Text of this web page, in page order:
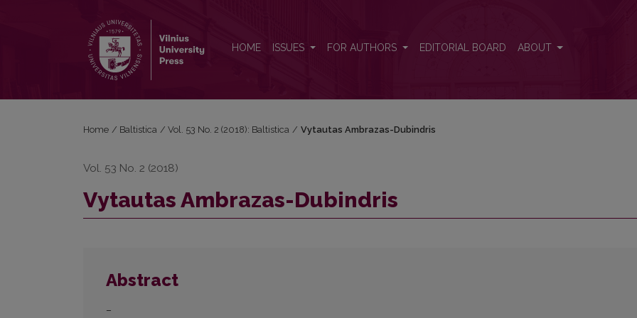
HOME ISSUES FOR AUTHORS EDITORIAL BOARD ABOUT
Home / Baltistica / Vol. 53 No. 2 (2018): Baltistica / Vytautas Ambrazas-Dubindris
Vol. 53 No. 2 (2018)
Vytautas Ambrazas-Dubindris
Abstract
–